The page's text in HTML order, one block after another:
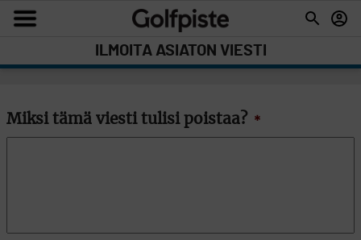
ILMOITA ASIATON VIESTI
Miksi tämä viesti tulisi poistaa? *